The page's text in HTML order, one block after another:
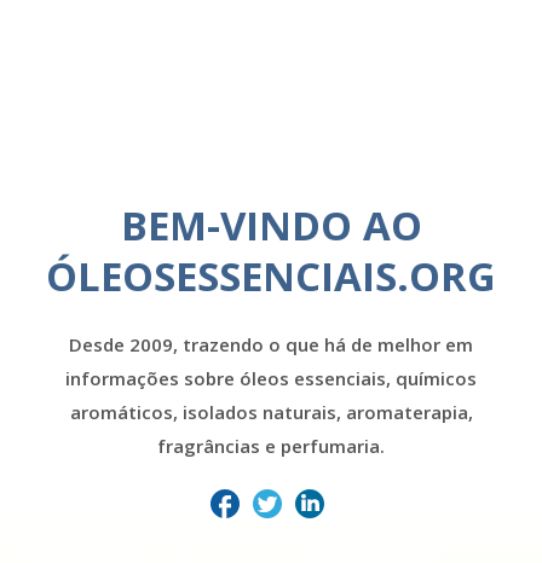
BEM-VINDO AO
ÓLEOSESSENCIAIS.ORG
Desde 2009, trazendo o que há de melhor em
informações sobre óleos essenciais, químicos
aromáticos, isolados naturais, aromaterapia,
fragrâncias e perfumaria.